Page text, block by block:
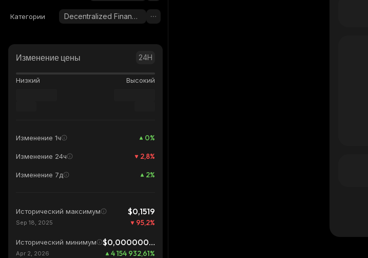
Категории Decentralized Finance (DeFi)
Изменение цены 24H
Низкий Высокий
Изменение 1ч 0%
Изменение 24ч 2,8%
Изменение 7д 2%
Исторический максимум $0,1519
Sep 18, 2025 95,2%
Исторический минимум $0,0000001756
Apr 2, 2026 4 154 932,61%